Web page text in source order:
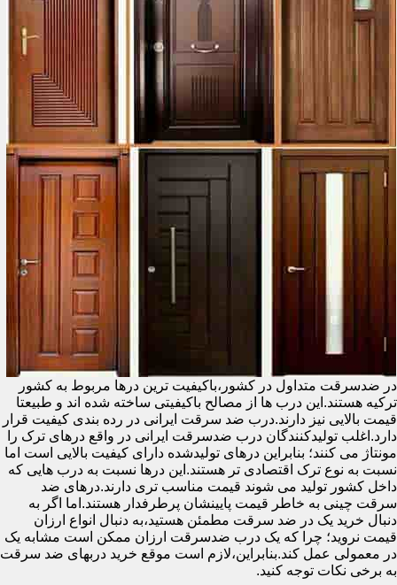
در ضدسرقت متداول در کشور،باکیفیت ترین درها مربوط به کشور
ترکیه هستند.این درب ها از مصالح باکیفیتی ساخته شده اند و طبیعتا
قیمت بالایی نیز دارند.درب ضد سرقت ایرانی در رده بندی کیفیت قرار
دارد.اغلب تولیدکنندگان درب ضدسرقت ایرانی در واقع درهای ترک را
مونتاژ می کنند؛ بنابراین درهای تولیدشده دارای کیفیت بالایی است اما
نسبت به نوع ترک اقتصادی تر هستند.این درها نسبت به درب هایی که
داخل کشور تولید می شوند قیمت مناسب تری دارند.درهای ضد
سرقت چینی به خاطر قیمت پایینشان پرطرفدار هستند.اما اگر به
دنبال خرید یک در ضد سرقت مطمئن هستید،به دنبال انواع ارزان
قیمت نروید؛ چرا که یک درب ضدسرقت ارزان ممکن است مشابه یک
در معمولی عمل کند.بنابراین،لازم است موقع خرید دربهای ضد سرقت
به برخی نکات توجه کنید.